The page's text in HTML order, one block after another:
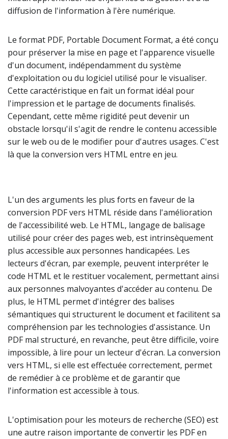
diffusion de l'information à l'ère numérique.
Le format PDF, Portable Document Format, a été conçu
pour préserver la mise en page et l'apparence visuelle
d'un document, indépendamment du système
d'exploitation ou du logiciel utilisé pour le visualiser.
Cette caractéristique en fait un format idéal pour
l'impression et le partage de documents finalisés.
Cependant, cette même rigidité peut devenir un
obstacle lorsqu'il s'agit de rendre le contenu accessible
sur le web ou de le modifier pour d'autres usages. C'est
là que la conversion vers HTML entre en jeu.
L'un des arguments les plus forts en faveur de la
conversion PDF vers HTML réside dans l'amélioration
de l'accessibilité web. Le HTML, langage de balisage
utilisé pour créer des pages web, est intrinsèquement
plus accessible aux personnes handicapées. Les
lecteurs d'écran, par exemple, peuvent interpréter le
code HTML et le restituer vocalement, permettant ainsi
aux personnes malvoyantes d'accéder au contenu. De
plus, le HTML permet d'intégrer des balises
sémantiques qui structurent le document et facilitent sa
compréhension par les technologies d'assistance. Un
PDF mal structuré, en revanche, peut être difficile, voire
impossible, à lire pour un lecteur d'écran. La conversion
vers HTML, si elle est effectuée correctement, permet
de remédier à ce problème et de garantir que
l'information est accessible à tous.
L'optimisation pour les moteurs de recherche (SEO) est
une autre raison importante de convertir les PDF en